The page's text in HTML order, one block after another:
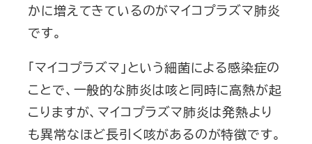
かに増えてきているのがマイコプラズマ肺炎
です。
「マイコプラズマ」という細菌による感染症の
ことで、一般的な肺炎は咳と同時に高熱が起
こりますが、マイコプラズマ肺炎は発熱より
も異常なほど長引く咳があるのが特徴です。